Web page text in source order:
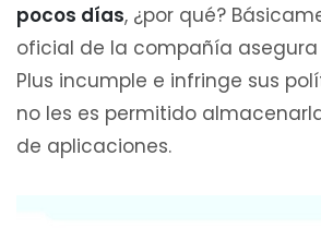
pocos días, ¿por qué?
oficial de la compañía
Plus incumple e infringe sus
no les es permitido
de aplicaciones.